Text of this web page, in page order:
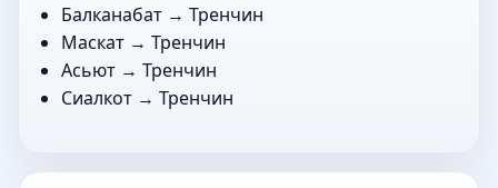
Балканабат → Тренчин
Маскат → Тренчин
Асьют → Тренчин
Сиалкот → Тренчин